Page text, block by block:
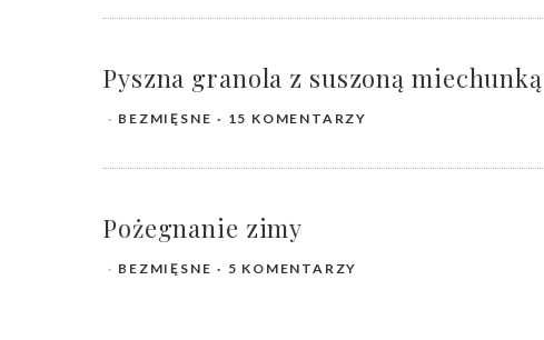
Pyszna granola z suszoną
BEZMIĘSNE 15 KOMENTARZY
Pożegnanie zimy
BEZMIĘSNE 5 KOMENTARZY